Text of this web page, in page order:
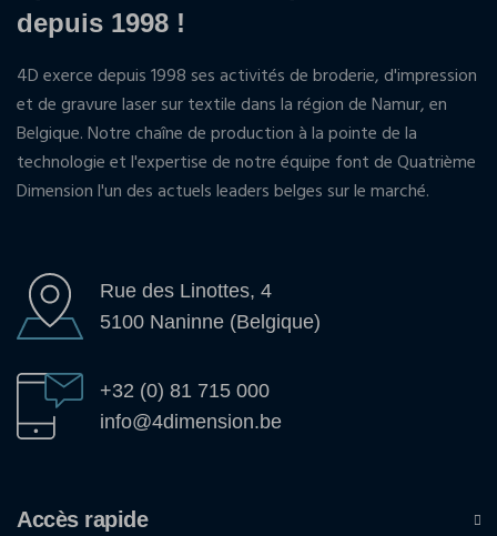
depuis 1998 !
4D exerce depuis 1998 ses activités de broderie, d'impression
et de gravure laser sur textile dans la région de Namur, en
Belgique. Notre chaîne de production à la pointe de la
technologie et l'expertise de notre équipe font de Quatrième
Dimension l'un des actuels leaders belges sur le marché.
Rue des Linottes, 4
5100 Naninne (Belgique)
+32 (0) 81 715 000
info@4dimension.be
Accès rapide